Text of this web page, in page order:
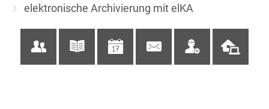
elektronische Archivierung mit elKA